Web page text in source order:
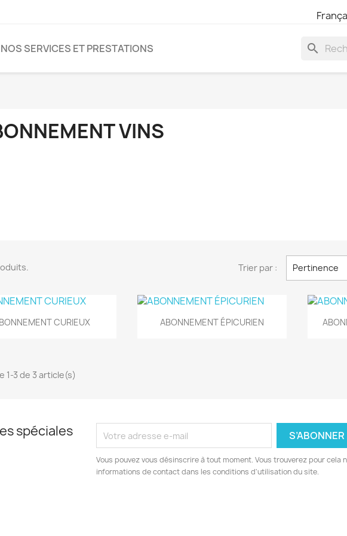
NOS SERVICES ET PRESTATIONS search
VINS
Trier par : Pertinence
Aperçu rapide
CURIEUX Aperçu rapide
ABONNEMENT ÉPICURIEN
1-3 de 3 article(s)
spéciales
Vous pouvez vous désinscrire à tout moment. Vous trouverez pour cela
informations de contact dans les conditions d'utilisation du site.